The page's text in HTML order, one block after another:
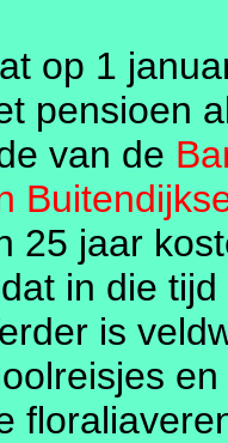
op 1
pensioen
van de
25 jaar
in die
is